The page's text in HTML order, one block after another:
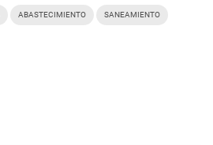
ABASTECIMIENTO SANEAMIENTO